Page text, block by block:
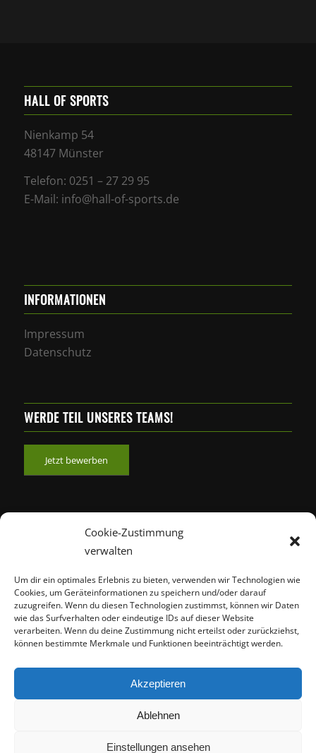
Cookie-Zustimmung
verwalten
Um dir ein optimales Erlebnis zu bieten, verwenden wir Technologien wie
Cookies, um Geräteinformationen zu speichern und/oder darauf
zuzugreifen. Wenn du diesen Technologien zustimmst, können wir Daten
wie das Surfverhalten oder eindeutige IDs auf dieser Website
verarbeiten. Wenn du deine Zustimmung nicht erteilst oder zurückziehst,
können bestimmte Merkmale und Funktionen beeinträchtigt werden.
Akzeptieren
Ablehnen
Einstellungen ansehen
HALL OF SPORTS
Nienkamp 54
48147 Münster
Telefon: 0251 – 27 29 95
E-Mail: info@hall-of-sports.de
INFORMATIONEN
Impressum
Datenschutz
WERDE TEIL UNSERES TEAMS!
Jetzt bewerben
Mo – Fr 08:00 – 22:00 Uhr
Sa – So 10:00 – 20:00 Uhr
© Copyright - Hall of Sports Fitness-Studio Münster -
Cookies helfen uns bei der Bereitstellung unserer Inhalte
stimmen Sie der Verwendung von Cookies zu.